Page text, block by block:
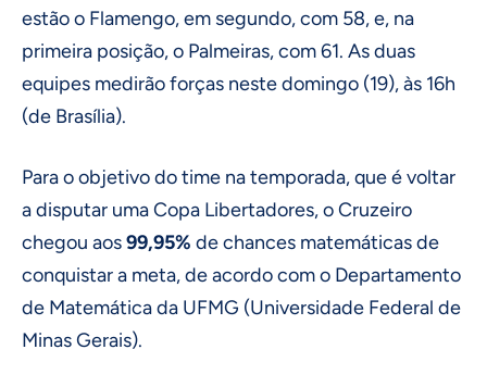
estão o Flamengo, em segundo, com 58, e, na
primeira posição, o Palmeiras, com 61. As duas
equipes medirão forças neste domingo (19), às 16h
(de Brasília).
Para o objetivo do time na temporada, que é voltar
a disputar uma Copa Libertadores, o Cruzeiro
chegou aos99,95% de chances matemáticas de
conquistar a meta, de acordo com o Departamento
de Matemática da UFMG (Universidade Federal de
Minas Gerais).